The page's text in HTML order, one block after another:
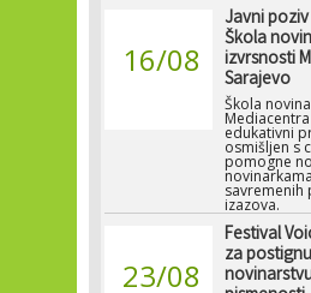
16/08
Javni
Škola
izvrsnosti
Sarajevo
Škola
edukativni
osmišljen s
pomogne
savremenih
izazova.
23/08
Festival
za